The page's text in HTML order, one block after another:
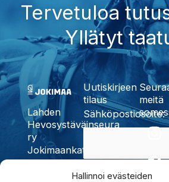
Hallinnoi evästeiden
Tervetuloa
Yllätyt
Lahden
Hevosystäväinseura
ry
Jokimaankatu
6, 15700
Uutiskirjeen
tilaus
Sähköpostiosoite:
Kyllä,
meitä
I
s
F
c
X
t
Y
u
T
k